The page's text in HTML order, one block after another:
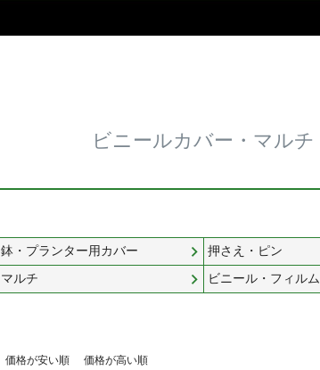
ビニールカバー・マルチ
鉢・プランター用カバー 押さえ・ピン
マルチ ビニール・フィルム
価格が安い順 価格が高い順